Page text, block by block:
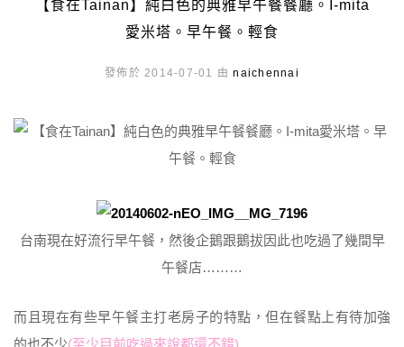
【食在Tainan】純白色的典雅早午餐餐廳。I-mita
愛米塔。早午餐。輕食
發佈於 2014-07-01 由naichennai
台南現在好流行早午餐，然後企鵝跟鵝拔因此也吃過了幾間早
午餐店………
而且現在有些早午餐主打老房子的特點，但在餐點上有待加強
的也不少(至少目前吃過來說都還不錯)